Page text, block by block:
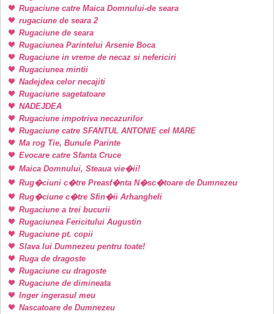
Rugaciune catre Maica Domnului-de seara
rugaciune de seara 2
Rugaciune de seara
Rugaciunea Parintelui Arsenie Boca
Rugaciune in vreme de necaz si nefericiri
Rugaciunea mintii
Nadejdea celor necajiti
Rugaciune sagetatoare
NADEJDEA
Rugaciune impotriva necazurilor
Rugaciune catre SFANTUL ANTONIE cel MARE
Ma rog Tie, Bunule Parinte
Evocare catre Sfanta Cruce
Maica Domnului, Steaua vie�ii!
Rug�ciuni c�tre Preasf�nta N�sc�toare de Dumnezeu
Rug�ciune c�tre Sfin�ii Arhangheli
Rugaciune a trei bucurii
Rugaciunea Fericitului Augustin
Rugaciune pt. copii
Slava lui Dumnezeu pentru toate!
Ruga de dragoste
Rugaciune cu dragoste
Rugaciune de dimineata
Inger ingerasul meu
Nascatoare de Dumnezeu